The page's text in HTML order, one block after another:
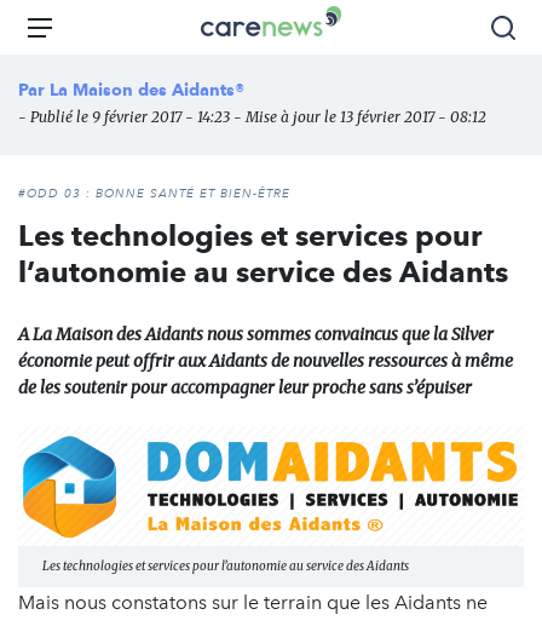
Aller
principal
Carenews,
média
des
l'engagement
Menu
Par La Maison des Aidants®
- Publié le 9 février 2017 - 14:23 - Mise à jour le 13 février 2017 - 08:12
#ODD 03 : BONNE SANTÉ ET BIEN-ÊTRE
Les technologies et services pour
l’autonomie au service des Aidants
A La Maison des Aidants nous sommes convaincus que la Silver
économie peut offrir aux Aidants de nouvelles ressources à même
de les soutenir pour accompagner leur proche sans s’épuiser
Les technologies et services pour l’autonomie au service des Aidants
Mais nous constatons sur le terrain que les Aidants ne